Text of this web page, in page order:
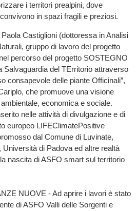
i territori prealpini, dove
in spazi fragili e preziosi.
Castiglioni (dottoressa in Analisi
gruppo di lavoro del progetto
percorso del progetto SOSTEGNO
Salvaguardia del TErritorio attraverso
consapevole delle piante Officinali”,
che promuove una visione
economica e sociale.
nelle attività di divulgazione e di
europeo LIFEClimatePositive
dal Comune di Luvinate,
di Padova ed altre realtà
nascita di ASFO smart sul territorio
NUOVE - Ad aprire i lavori è stato
di ASFO Valli delle Sorgenti e